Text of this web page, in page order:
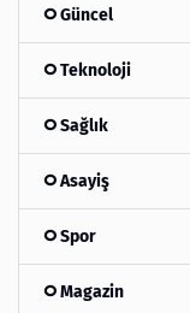
Güncel
Teknoloji
Sağlık
Asayiş
Spor
Magazin